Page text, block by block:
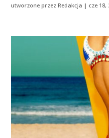
utworzone przezRedakcja | cze 18,